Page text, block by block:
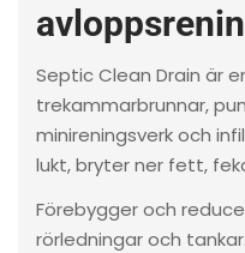
Septic Clean Drain är
trekammarbrunnar,
minireningsverk och
lukt, bryter ner fett,
Förebygger och
rörledningar och